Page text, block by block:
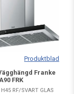
Produktblad
Franke
FRK
RF/SVART GLAS